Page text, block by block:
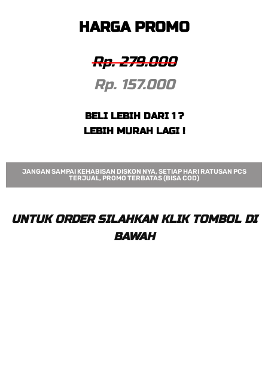
HARGA PROMO
Rp. 279.000
Rp. 157.000
BELI LEBIH DARI 1 ?
LEBIH MURAH LAGI !
JANGAN SAMPAI KEHABISAN DISKON NYA, SETIAP HARI RATUSAN PCS
TERJUAL, PROMO TERBATAS (BISA COD)
UNTUK ORDER SILAHKAN KLIK TOMBOL DI
BAWAH